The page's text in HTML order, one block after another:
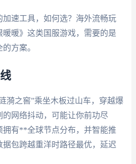
加速工具，如何选？海外流畅玩
暖暖》这类国服游戏，需要的是
方案。
漪之窖”乘坐木板过山车，穿越爆
网络抖动，可能让你前功尽
拥有**全球节点分布，并智能推
包跨越重洋时路径最优，延迟